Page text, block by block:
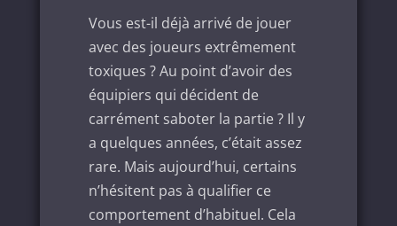
Vous est-il déjà arrivé de jouer
avec des joueurs extrêmement
toxiques ? Au point d’avoir des
équipiers qui décident de
carrément saboter la partie ? Il y
a quelques années, c’était assez
rare. Mais aujourd’hui, certains
n’hésitent pas à qualifier ce
comportement d’habituel. Cela